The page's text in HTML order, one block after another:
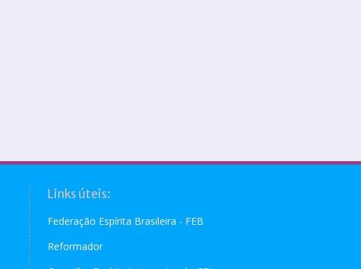
Links úteis:
Federação Espírita Brasileira - FEB
Reformador